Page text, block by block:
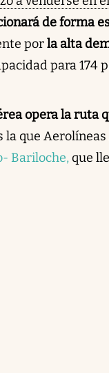
de forma
porla alta
para 174
opera la ruta
la que
Bariloche,que